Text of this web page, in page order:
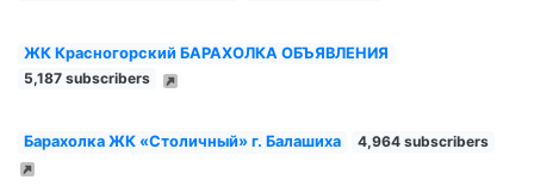
ЖК Красногорский БАРАХОЛКА ОБЪЯВЛЕНИЯ
5,187 subscribers
Барахолка ЖК «Столичный» г. Балашиха 4,964 subscribers